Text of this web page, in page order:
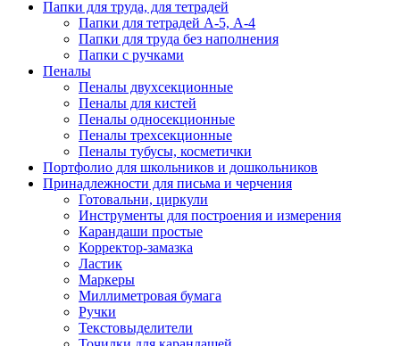
Папки для труда, для тетрадей
Папки для тетрадей А-5, А-4
Папки для труда без наполнения
Папки с ручками
Пеналы
Пеналы двухсекционные
Пеналы для кистей
Пеналы односекционные
Пеналы трехсекционные
Пеналы тубусы, косметички
Портфолио для школьников и дошкольников
Принадлежности для письма и черчения
Готовальни, циркули
Инструменты для построения и измерения
Карандаши простые
Корректор-замазка
Ластик
Маркеры
Миллиметровая бумага
Ручки
Текстовыделители